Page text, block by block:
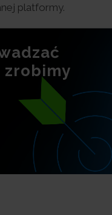
platformy.
zrobimy